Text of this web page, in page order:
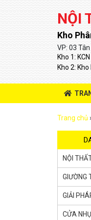
NỘI
Kho
VP: 03
Kho 1:
Kho 2:
Trang chủ
NỘI
GIƯỜNG
GIẢI
CỬA